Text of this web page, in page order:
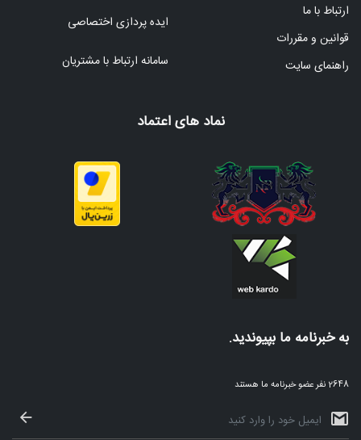
ارتباط با ما
قوانین و مقررات
راهنمای سایت
ایده پردازی اختصاصی
سامانه ارتباط با مشتریان
نماد های اعتماد
به خبرنامه ما بپیوندید.
2648 نفر عضو خبرنامه ما هستند